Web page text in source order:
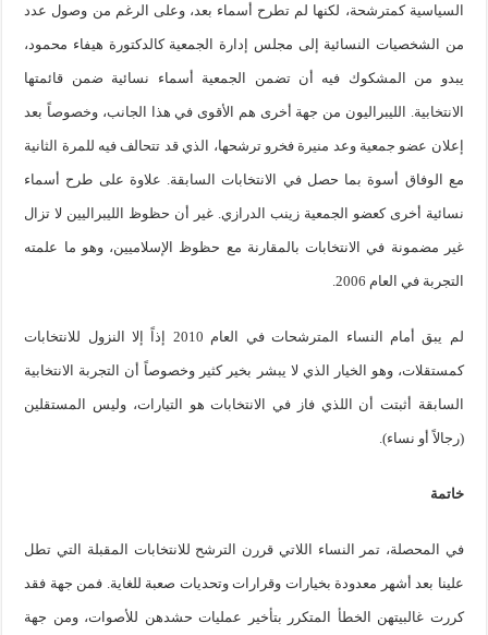
السياسية كمترشحة، لكنها لم تطرح أسماء بعد، وعلى الرغم من وصول عدد
من الشخصيات النسائية إلى مجلس إدارة الجمعية كالدكتورة هيفاء محمود،
يبدو من المشكوك فيه أن تضمن الجمعية أسماء نسائية ضمن قائمتها
الانتخابية. الليبراليون من جهة أخرى هم الأقوى في هذا الجانب، وخصوصاً بعد
إعلان عضو جمعية وعد منيرة فخرو ترشحها، الذي قد تتحالف فيه للمرة الثانية
مع الوفاق أسوة بما حصل في الانتخابات السابقة. علاوة على طرح أسماء
نسائية أخرى كعضو الجمعية زينب الدرازي. غير أن حظوظ الليبراليين لا تزال
غير مضمونة في الانتخابات بالمقارنة مع حظوظ الإسلاميين، وهو ما علمته
التجربة في العام 2006.
لم يبق أمام النساء المترشحات في العام 2010 إذاً إلا النزول للانتخابات
كمستقلات، وهو الخيار الذي لا يبشر بخير كثير وخصوصاً أن التجربة الانتخابية
السابقة أثبتت أن اللذي فاز في الانتخابات هو التيارات، وليس المستقلين
(رجالاً أو نساء).
خاتمة
في المحصلة، تمر النساء اللاتي قررن الترشح للانتخابات المقبلة التي تطل
علينا بعد أشهر معدودة بخيارات وقرارات وتحديات صعبة للغاية. فمن جهة فقد
كررت غالبيتهن الخطأ المتكرر بتأخير عمليات حشدهن للأصوات، ومن جهة